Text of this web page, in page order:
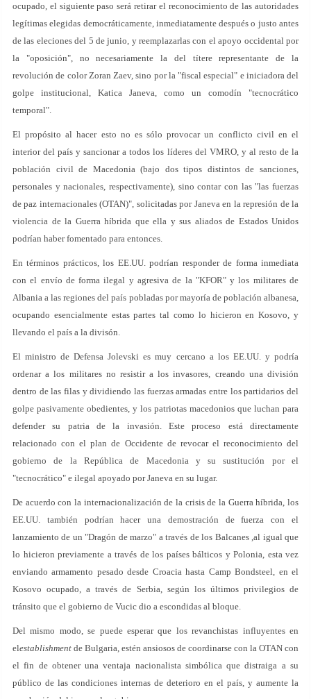
ocupado, el siguiente paso será retirar el reconocimiento de las autoridades
legítimas elegidas democráticamente, inmediatamente después o justo antes
de las eleciones del 5 de junio, y reemplazarlas con el apoyo occidental por
la "oposición", no necesariamente la del títere representante de la
revolución de color Zoran Zaev, sino por la "fiscal especial" e iniciadora del
golpe institucional, Katica Janeva, como un comodín "tecnocrático
temporal".
El propósito al hacer esto no es sólo provocar un conflicto civil en el
interior del país y sancionar a todos los líderes del VMRO, y al resto de la
población civil de Macedonia (bajo dos tipos distintos de sanciones,
personales y nacionales, respectivamente), sino contar con las "las fuerzas
de paz internacionales (OTAN)", solicitadas por Janeva en la represión de la
violencia de la Guerra híbrida que ella y sus aliados de Estados Unidos
podrían haber fomentado para entonces.
En términos prácticos, los EE.UU. podrían responder de forma inmediata
con el envío de forma ilegal y agresiva de la "KFOR" y los militares de
Albania a las regiones del país pobladas por mayoría de población albanesa,
ocupando esencialmente estas partes tal como lo hicieron en Kosovo, y
llevando el país a la divisón.
El ministro de Defensa Jolevski es muy cercano a los EE.UU. y podría
ordenar a los militares no resistir a los invasores, creando una división
dentro de las filas y dividiendo las fuerzas armadas entre los partidarios del
golpe pasivamente obedientes, y los patriotas macedonios que luchan para
defender su patria de la invasión. Este proceso está directamente
relacionado con el plan de Occidente de revocar el reconocimiento del
gobierno de la República de Macedonia y su sustitución por el
"tecnocrático" e ilegal apoyado por Janeva en su lugar.
De acuerdo con la internacionalización de la crisis de la Guerra híbrida, los
EE.UU. también podrían hacer una demostración de fuerza con el
lanzamiento de un "Dragón de marzo" a través de los Balcanes ,al igual que
lo hicieron previamente a través de los países bálticos y Polonia, esta vez
enviando armamento pesado desde Croacia hasta Camp Bondsteel, en el
Kosovo ocupado, a través de Serbia, según los últimos privilegios de
tránsito que el gobierno de Vucic dio a escondidas al bloque.
Del mismo modo, se puede esperar que los revanchistas influyentes en
elestablishment de Bulgaria, estén ansiosos de coordinarse con la OTAN con
el fin de obtener una ventaja nacionalista simbólica que distraiga a su
público de las condiciones internas de deterioro en el país, y aumente la